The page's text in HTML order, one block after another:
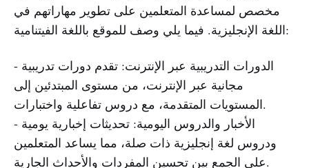
مخصص لمساعدة المتعلمين على تطوير مهاراتهم في
اللغة الإنجليزية. فيما يلي وصف للموقع باللغة الفيتنامية:
- الدورات التدريبية عبر الإنترنت: تقدم دورات تدريبية
مجانية عبر الإنترنت، من مستوى المبتدئين إلى
المستويات المتقدمة، مع دروس تفاعلية واختبارات.
- الأخبار والدروس اليومية: تحديثات إخبارية يومية
ودروس لغة إنجليزية ذات صلة، مما يساعد المتعلمين
على الجمع بين تحسين المفردات والأحداث الجارية.